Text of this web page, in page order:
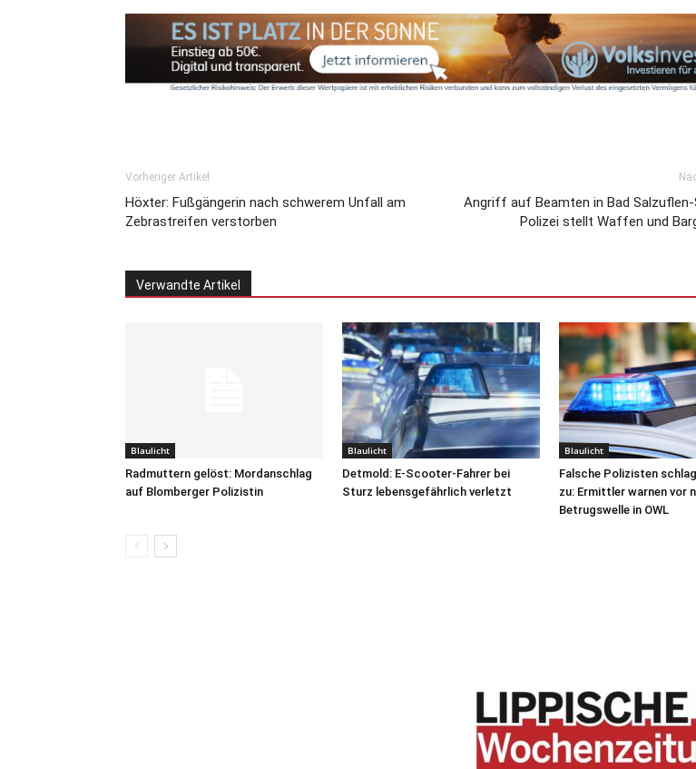
Vorheriger Artikel
Höxter: Fußgängerin nach schwerem Unfall am
Zebrastreifen verstorben
Angriff auf Beamten in Bad
Polizei stellt Waffen und
Verwandte Artikel
Blaulicht
Radmuttern gelöst: Mordanschlag
auf Blomberger Polizistin
Blaulicht
Detmold: E-Scooter-Fahrer bei
Sturz lebensgefährlich verletzt
Blaulicht
Falsche Polizisten
zu: Ermittler warnen vor
Betrugswelle in OWL